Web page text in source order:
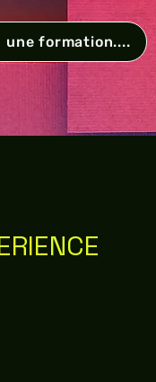
une formation....